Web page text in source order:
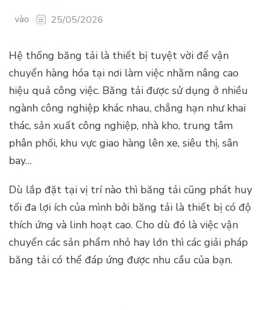
vào 25/05/2026
Hệ thống băng tải là thiết bị tuyệt vời để vận
chuyển hàng hóa tại nơi làm việc nhằm nâng cao
hiệu quả công việc. Băng tải được sử dụng ở nhiều
ngành công nghiệp khác nhau, chẳng hạn như khai
thác, sản xuất công nghiệp, nhà kho, trung tâm
phân phối, khu vực giao hàng lên xe, siêu thị, sân
bay…
Dù lắp đặt tại vị trí nào thì băng tải cũng phát huy
tối đa lợi ích của mình bởi băng tải là thiết bị có độ
thích ứng và linh hoạt cao. Cho dù đó là việc vận
chuyển các sản phẩm nhỏ hay lớn thì các giải pháp
băng tải có thể đáp ứng được nhu cầu của bạn.